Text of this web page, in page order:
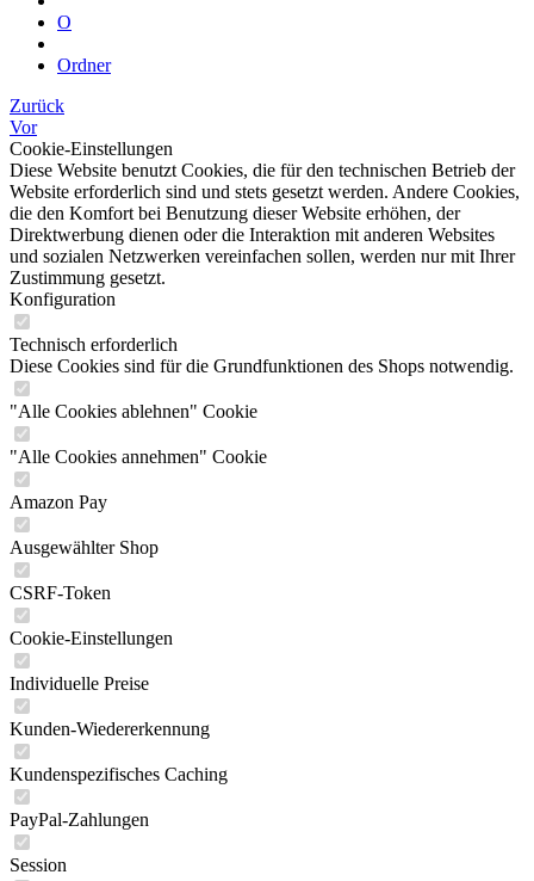
O
Ordner
Zurück
Vor
Cookie-Einstellungen
Diese Website benutzt Cookies, die für den technischen Betrieb der
Website erforderlich sind und stets gesetzt werden. Andere Cookies,
die den Komfort bei Benutzung dieser Website erhöhen, der
Direktwerbung dienen oder die Interaktion mit anderen Websites
und sozialen Netzwerken vereinfachen sollen, werden nur mit Ihrer
Zustimmung gesetzt.
Konfiguration
Technisch erforderlich
Diese Cookies sind für die Grundfunktionen des Shops notwendig.
"Alle Cookies ablehnen" Cookie
"Alle Cookies annehmen" Cookie
Amazon Pay
Ausgewählter Shop
CSRF-Token
Cookie-Einstellungen
Individuelle Preise
Kunden-Wiedererkennung
Kundenspezifisches Caching
PayPal-Zahlungen
Session